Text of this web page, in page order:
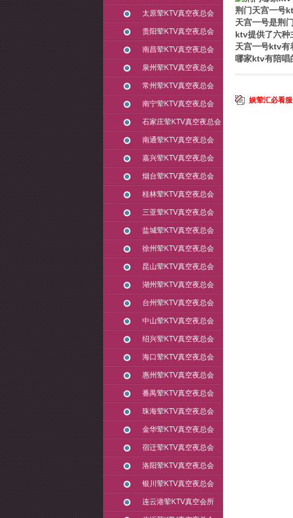
太原荤KTV真空夜总会
贵阳荤KTV真空夜总会
南昌荤KTV真空夜总会
泉州荤KTV真空夜总会
常州荤KTV真空夜总会
南宁荤KTV真空夜总会
石家庄荤KTV真空夜总会
南通荤KTV真空夜总会
嘉兴荤KTV真空夜总会
烟台荤KTV真空夜总会
桂林荤KTV真空夜总会
三亚荤KTV真空夜总会
盐城荤KTV真空夜总会
徐州荤KTV真空夜总会
昆山荤KTV真空夜总会
湖州荤KTV真空夜总会
台州荤KTV真空夜总会
中山荤KTV真空夜总会
绍兴荤KTV真空夜总会
海口荤KTV真空夜总会
惠州荤KTV真空夜总会
番禺荤KTV真空夜总会
珠海荤KTV真空夜总会
金华荤KTV真空夜总会
宿迁荤KTV真空夜总会
洛阳荤KTV真空夜总会
银川荤KTV真空夜总会
连云港荤KTV真空会所
荆门天宫一号
天宫一号是荆
ktv提供了六种
天宫一号ktv有
哪家ktv有陪唱
娱荤汇必看